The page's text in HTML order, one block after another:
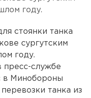
году.
стоянки танка
сургутским
году.
пресс-службе
в Минобороны
танка из